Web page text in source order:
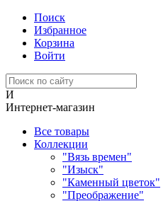
Поиск
Избранное
Корзина
Войти
И
Интернет-магазин
Все товары
Коллекции
"Вязь времен"
"Изыск"
"Каменный цветок"
"Преображение"